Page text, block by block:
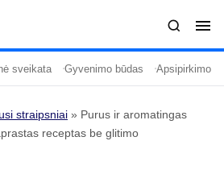
Temos
sveikata Gyvenimo būdas Apsipirkimo
straipsniai » Purus ir aromatingas
receptas be glitimo